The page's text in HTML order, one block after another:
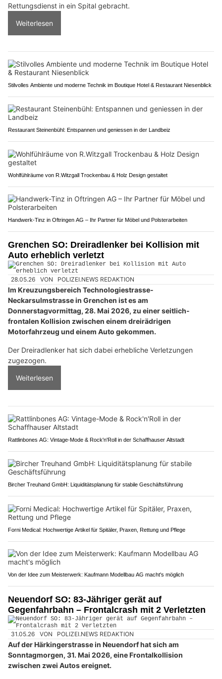
Rettungsdienst in ein Spital gebracht.
Weiterlesen
Stilvolles Ambiente und moderne Technik im Boutique Hotel & Restaurant Niesenblick
Restaurant Steinenbühl: Entspannen und geniessen in der Landbeiz
Wohlfühlräume von R.Witzgall Trockenbau & Holz Design gestaltet
Handwerk-Tinz in Oftringen AG – Ihr Partner für Möbel und Polsterarbeiten
Grenchen SO: Dreiradlenker bei Kollision mit
Auto erheblich verletzt
28.05.26 VON POLIZEI.NEWS REDAKTION
Im Kreuzungsbereich Technologiestrasse-
Neckarsulmstrasse in Grenchen ist es am
Donnerstagvormittag, 28. Mai 2026, zu einer seitlich-
frontalen Kollision zwischen einem dreirädrigen
Motorfahrzeug und einem Auto gekommen.
Der Dreiradlenker hat sich dabei erhebliche Verletzungen
zugezogen.
Weiterlesen
Rattlinbones AG: Vintage-Mode & Rock'n'Roll in der Schaffhauser Altstadt
Bircher Treuhand GmbH: Liquiditätsplanung für stabile Geschäftsführung
Forni Medical: Hochwertige Artikel für Spitäler, Praxen, Rettung und Pflege
Von der Idee zum Meisterwerk: Kaufmann Modellbau AG macht's möglich
Neuendorf SO: 83-Jähriger gerät auf
Gegenfahrbahn – Frontalcrash mit 2 Verletzten
31.05.26 VON POLIZEI.NEWS REDAKTION
Auf der Härkingerstrasse in Neuendorf hat sich am
Sonntagmorgen, 31. Mai 2026, eine Frontalkollision
zwischen zwei Autos ereignet.